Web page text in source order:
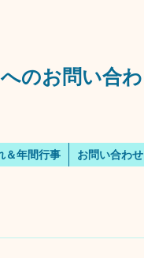
のお問い合わ
＆年間行事 お問い合わせ